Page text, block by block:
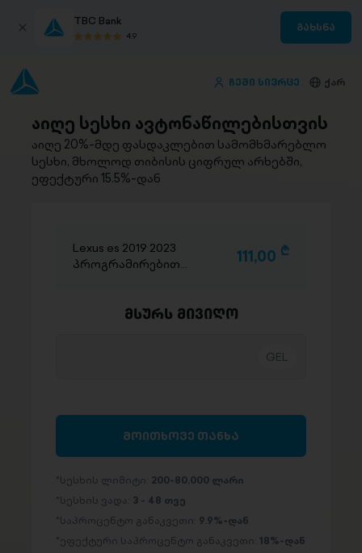
TBC Bank
4.9
გახსნა
ჩემი სივრცე ქარ
აიღე სესხი ავტონაწილებისთვის
აიღე 20%-მდე ფასდაკლებით სამომხმარებლო
სესხი, მხოლოდ თიბისის ციფრულ არხებში,
ეფექტური 15.5%-დან
Lexus es 2019 2023
პროგრამირებით
111,00 D
მსურს მივიღო
მოითხოვე თანხა
სესხის ლიმიტი: 200-80,000 ლარი
სესხის ვადა: 3 - 48 თვე
საპროცენტო განაკვეთი: 9.9%-დან
ეფექტური საპროცენტო განაკვეთი: 18%-დან